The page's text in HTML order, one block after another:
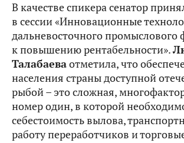
В качестве спикера сенатор
в сессии «Инновационные
дальневосточного промыслового
к повышению рентабельности».
Талабаеваотметила, что
населения страны доступной
рыбой – это сложная,
номер один, в которой
себестоимость вылова,
работу переработчиков и